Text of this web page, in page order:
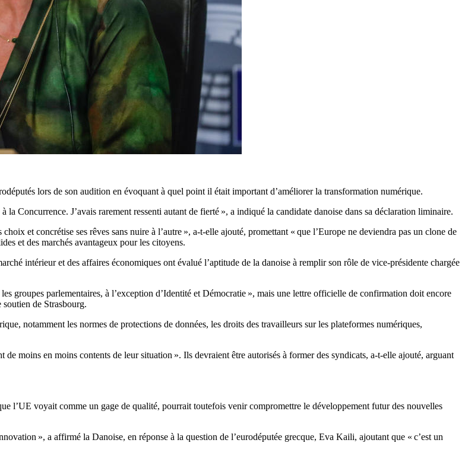
lors de son audition en évoquant à quel point il était important d’améliorer la transformation numérique.
Concurrence. J’avais rarement ressenti autant de fierté », a indiqué la candidate danoise dans sa déclaration liminaire.
et concrétise ses rêves sans nuire à l’autre », a-t-elle ajouté, promettant « que l’Europe ne deviendra pas un clone de
et des marchés avantageux pour les citoyens.
intérieur et des affaires économiques ont évalué l’aptitude de la danoise à remplir son rôle de vice-présidente chargée
groupes parlementaires, à l’exception d’Identité et Démocratie », mais une lettre officielle de confirmation doit encore
de Strasbourg.
notamment les normes de protections de données, les droits des travailleurs sur les plateformes numériques,
moins en moins contents de leur situation ». Ils devraient être autorisés à former des syndicats, a-t-elle ajouté, arguant
l’UE voyait comme un gage de qualité, pourrait toutefois venir compromettre le développement futur des nouvelles
», a affirmé la Danoise, en réponse à la question de l’eurodéputée grecque, Eva Kaili, ajoutant que « c’est un